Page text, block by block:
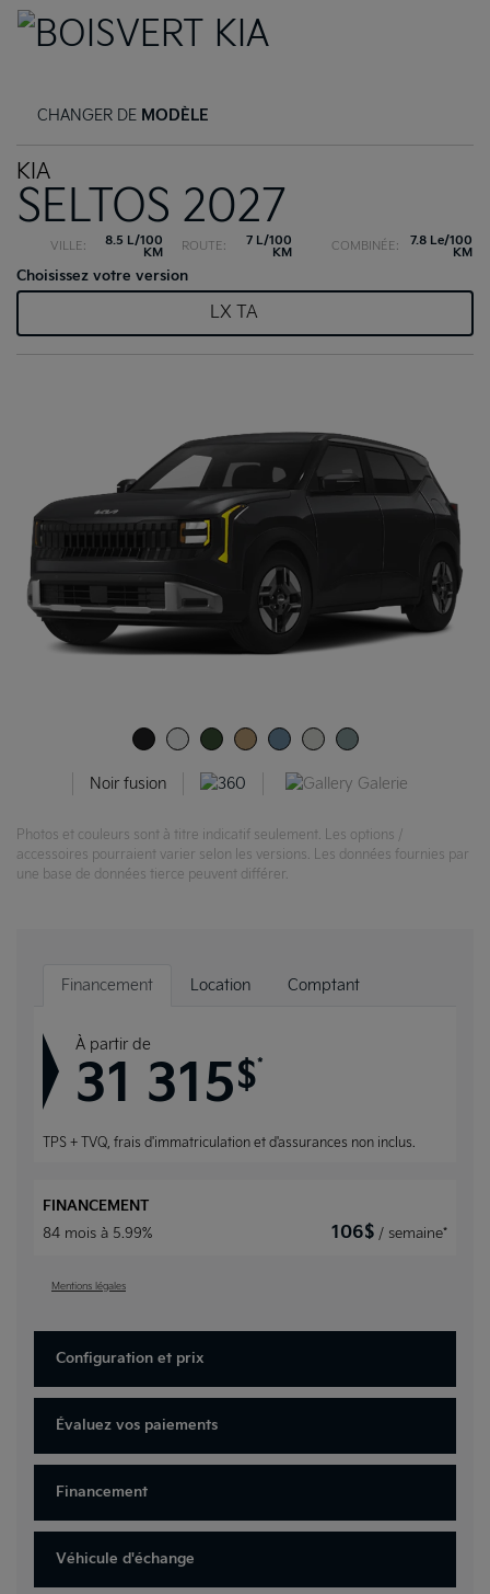
CHANGER DE MODÈLE
KIA
SELTOS 2027
VILLE:
8.5 L/100
KM
ROUTE:
7 L/100
KM
COMBINÉE:
7.8 Le/100
KM
Choisissez votre version
LX TA
Noir fusion Galerie
Photos et couleurs sont à titre indicatif seulement. Les options /
accessoires pourraient varier selon les versions. Les données fournies par
une base de données tierce peuvent différer.
Financement Location Comptant
À partir de
31 315$*
TPS + TVQ, frais d'immatriculation et d'assurances non inclus.
FINANCEMENT
84 mois à 5.99%
106$ / semaine*
Mentions légales
Configuration et prix
Évaluez vos paiements
Financement
Véhicule d'échange